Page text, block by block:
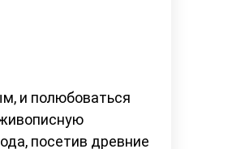
и полюбоваться
посетив древние